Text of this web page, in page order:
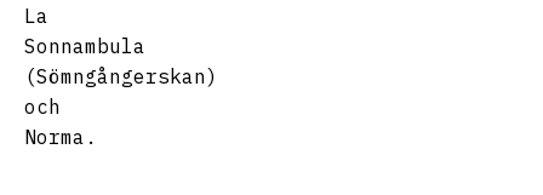
La
Sonnambula
(Sömngångerskan)
och
Norma.